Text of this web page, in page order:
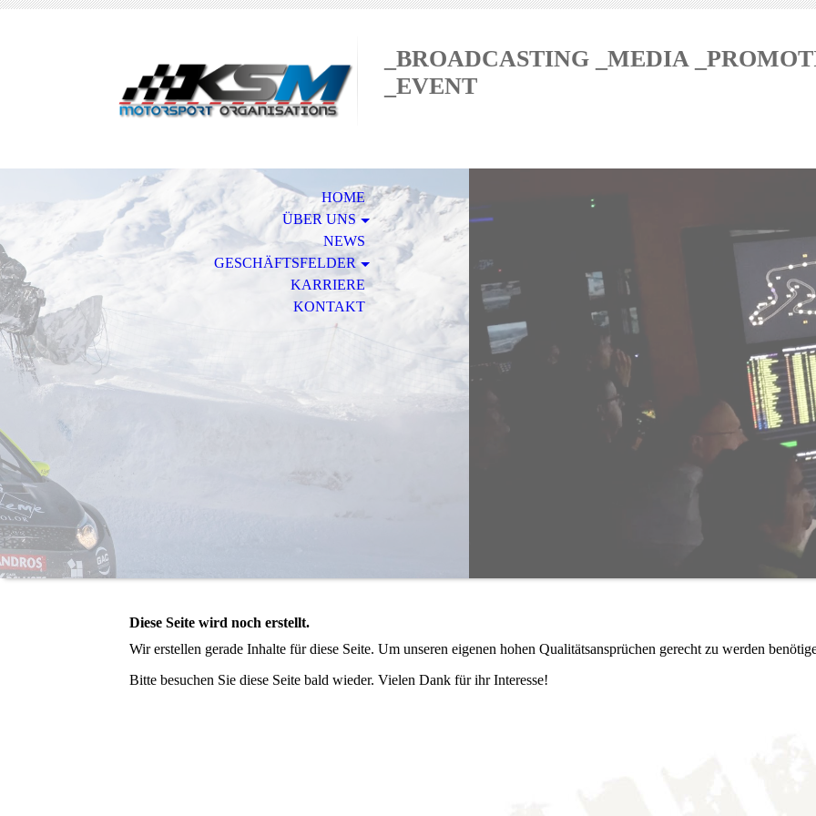
_BROADCASTING _MEDIA
_EVENT
HOME
ÜBER UNS
NEWS
GESCHÄFTSFELDER
KARRIERE
KONTAKT
Diese Seite wird noch erstellt.
Wir erstellen gerade Inhalte für diese Seite. Um unseren eigenen hohen Qualitätsansprüchen gerecht zu werden
Bitte besuchen Sie diese Seite bald wieder. Vielen Dank für ihr Interesse!